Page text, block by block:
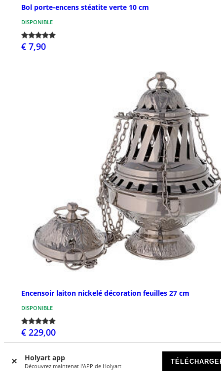
Holyart app
Découvrez maintenat l'APP de Holyart
Bol porte-encens stéatite verte 10 cm
DISPONIBLE
€ 7,90
Encensoir laiton nickelé décoration feuilles 27 cm
DISPONIBLE
€ 229,00